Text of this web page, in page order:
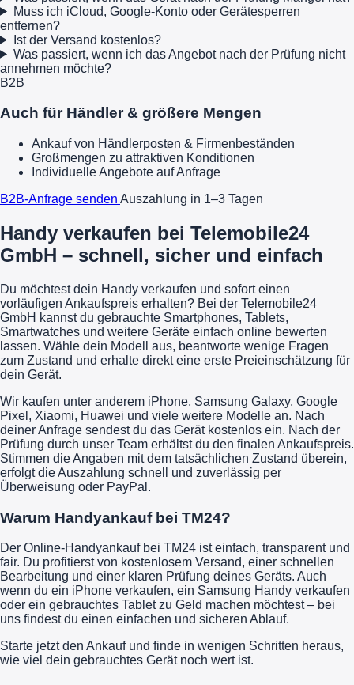
Muss ich iCloud, Google-Konto oder Gerätesperren
entfernen?
Ist der Versand kostenlos?
Was passiert, wenn ich das Angebot nach der Prüfung nicht
annehmen möchte?
B2B
Auch für Händler & größere Mengen
Ankauf von Händlerposten & Firmenbeständen
Großmengen zu attraktiven Konditionen
Individuelle Angebote auf Anfrage
B2B-Anfrage senden Auszahlung in 1–3 Tagen
Handy verkaufen bei Telemobile24
GmbH – schnell, sicher und einfach
Du möchtest dein Handy verkaufen und sofort einen
vorläufigen Ankaufspreis erhalten? Bei der Telemobile24
GmbH kannst du gebrauchte Smartphones, Tablets,
Smartwatches und weitere Geräte einfach online bewerten
lassen. Wähle dein Modell aus, beantworte wenige Fragen
zum Zustand und erhalte direkt eine erste Preieinschätzung für
dein Gerät.
Wir kaufen unter anderem iPhone, Samsung Galaxy, Google
Pixel, Xiaomi, Huawei und viele weitere Modelle an. Nach
deiner Anfrage sendest du das Gerät kostenlos ein. Nach der
Prüfung durch unser Team erhältst du den finalen Ankaufspreis.
Stimmen die Angaben mit dem tatsächlichen Zustand überein,
erfolgt die Auszahlung schnell und zuverlässig per
Überweisung oder PayPal.
Warum Handyankauf bei TM24?
Der Online-Handyankauf bei TM24 ist einfach, transparent und
fair. Du profitierst von kostenlosem Versand, einer schnellen
Bearbeitung und einer klaren Prüfung deines Geräts. Auch
wenn du ein iPhone verkaufen, ein Samsung Handy verkaufen
oder ein gebrauchtes Tablet zu Geld machen möchtest – bei
uns findest du einen einfachen und sicheren Ablauf.
Starte jetzt den Ankauf und finde in wenigen Schritten heraus,
wie viel dein gebrauchtes Gerät noch wert ist.